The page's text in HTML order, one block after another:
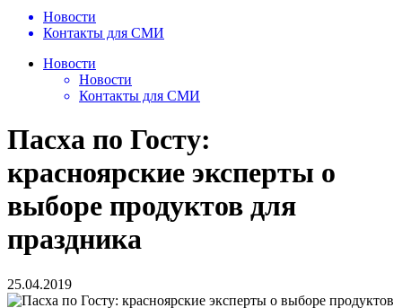
Новости
Контакты для СМИ
Новости
Новости
Контакты для СМИ
Пасха по Госту:
красноярские эксперты о
выборе продуктов для
праздника
25.04.2019